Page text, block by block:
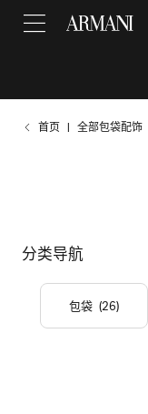
首页 全部包袋配饰
分类导航
包袋 (26)